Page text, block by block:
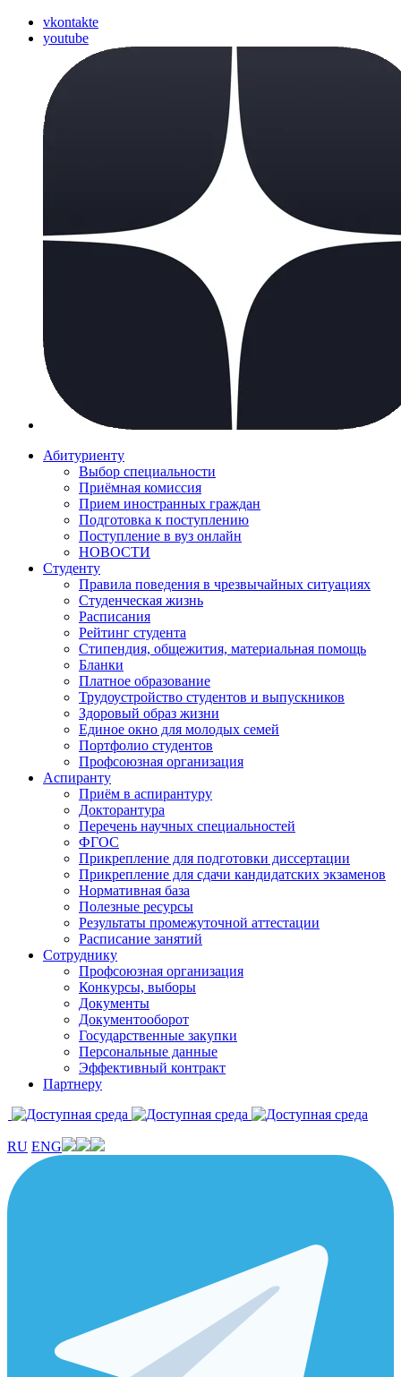
vkontakte
youtube
Абитуриенту
Выбор специальности
Приёмная комиссия
Прием иностранных граждан
Подготовка к поступлению
Поступление в вуз онлайн
НОВОСТИ
Студенту
Правила поведения в чрезвычайных ситуациях
Студенческая жизнь
Расписания
Рейтинг студента
Стипендия, общежития, материальная помощь
Бланки
Платное образование
Трудоустройство студентов и выпускников
Здоровый образ жизни
Единое окно для молодых семей
Портфолио студентов
Профсоюзная организация
Аспиранту
Приём в аспирантуру
Докторантура
Перечень научных специальностей
ФГОС
Прикрепление для подготовки диссертации
Прикрепление для сдачи кандидатских экзаменов
Нормативная база
Полезные ресурсы
Результаты промежуточной аттестации
Расписание занятий
Сотруднику
Профсоюзная организация
Конкурсы, выборы
Документы
Документооборот
Государственные закупки
Персональные данные
Эффективный контракт
Партнеру
RU ENG